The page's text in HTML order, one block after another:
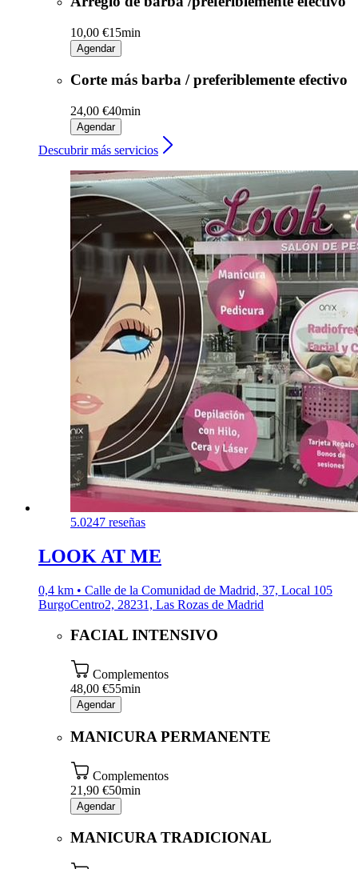
10,00 €15min
Agendar
Corte más barba / preferiblemente efectivo
24,00 €40min
Agendar
Descubrir más servicios
5.0247 reseñas
LOOK AT ME
0,4 km • Calle de la Comunidad de Madrid, 37, Local 105
BurgoCentro2, 28231, Las Rozas de Madrid
FACIAL INTENSIVO
Complementos
48,00 €55min
Agendar
MANICURA PERMANENTE
Complementos
21,90 €50min
Agendar
MANICURA TRADICIONAL